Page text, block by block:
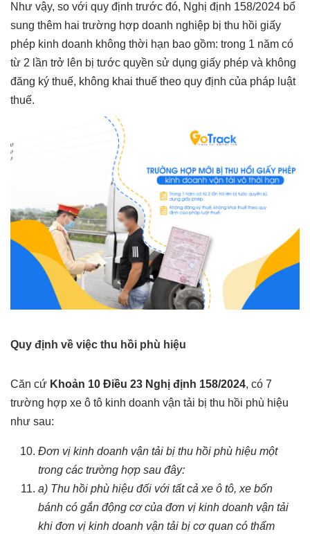
Như vậy, so với quy định trước đó, Nghị định 158/2024 bổ
sung thêm hai trường hợp doanh nghiệp bị thu hồi giấy
phép kinh doanh không thời hạn bao gồm: trong 1 năm có
từ 2 lần trở lên bị tước quyền sử dụng giấy phép và không
đăng ký thuế, không khai thuế theo quy định của pháp luật
thuế.
Quy định về việc thu hồi phù hiệu
Căn cứ Khoản 10 Điều 23 Nghị định 158/2024, có 7
trường hợp xe ô tô kinh doanh vận tải bị thu hồi phù hiệu
như sau:
Đơn vị kinh doanh vận tải bị thu hồi phù hiệu một
trong các trường hợp sau đây:
a) Thu hồi phù hiệu đối với tất cả xe ô tô, xe bốn
bánh có gắn động cơ của đơn vị kinh doanh vận tải
khi đơn vị kinh doanh vận tải bị cơ quan có thẩm